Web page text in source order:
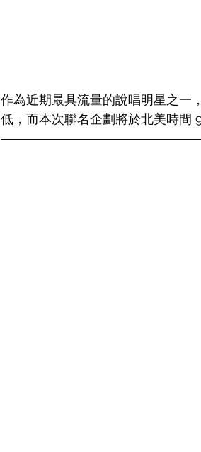
作為近期最具流量的說唱明星之一
低，而本次聯名企劃將於北美時間